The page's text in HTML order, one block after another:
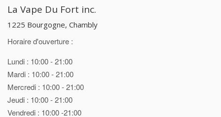
La Vape Du Fort inc.
1225 Bourgogne, Chambly
Horaire d'ouverture :
Lundi : 10:00 - 21:00
Mardi : 10:00 - 21:00
Mercredi : 10:00 - 21:00
Jeudi : 10:00 - 21:00
Vendredi : 10:00 -21:00